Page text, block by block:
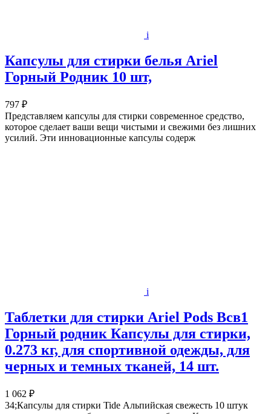
i
Капсулы для стирки белья Ariel
Горный Pодник 10 шт,
797 ₽
Представляем капсулы для стирки современное средство,
которое сделает ваши вещи чистыми и свежими без лишних
усилий. Эти инновационные капсулы содерж
i
Таблетки для стирки Ariel Pods Всв1
Горный родник Капсулы для стирки,
0.273 кг, для спортивной одежды, для
черных и темных тканей, 14 шт.
1 062 ₽
34;Капсулы для стирки Tide Альпийская свежесть 10 штук